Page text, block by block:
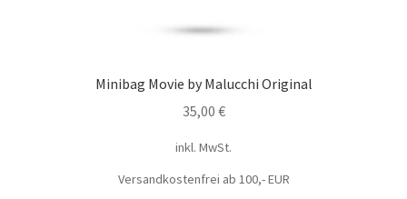
Minibag Movie by Malucchi Original
35,00 €
inkl. MwSt.
Versandkostenfrei ab 100,- EUR